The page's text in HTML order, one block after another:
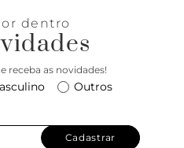
dentro
receba as novidades!
Outros
Cadastrar